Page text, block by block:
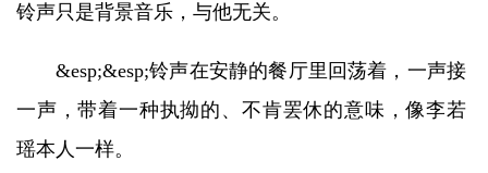
铃声只是背景音乐，与他无关。
&esp;&esp;铃声在安静的餐厅里回荡着，一声接
一声，带着一种执拗的、不肯罢休的意味，像李若
瑶本人一样。